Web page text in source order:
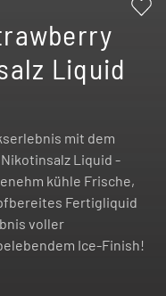
Liquid
mit dem
Nikotinsalz Liquid -
kühle Frische,
Fertigliquid
voller
Ice-Finish!